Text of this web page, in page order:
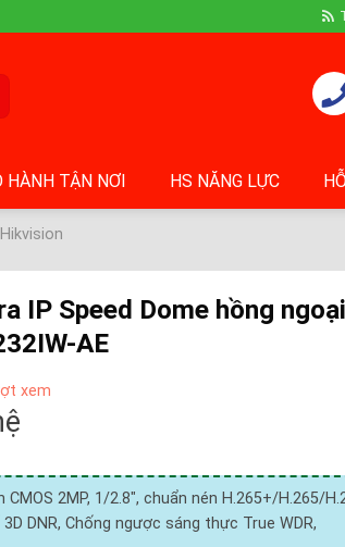
HÀNH TẬN NƠI HS NĂNG LỰC
IP Speed Dome hồng
AE
xem
CMOS 2MP, 1/2.8″, chuẩn nén H.265+/H.265/
DNR, Chống ngược sáng thực True WDR,